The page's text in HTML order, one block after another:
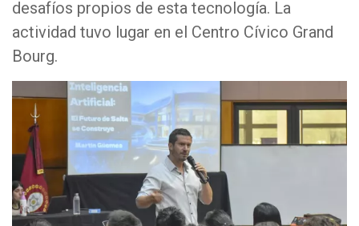
desafíos propios de esta tecnología. La
actividad tuvo lugar en el Centro Cívico Grand
Bourg.